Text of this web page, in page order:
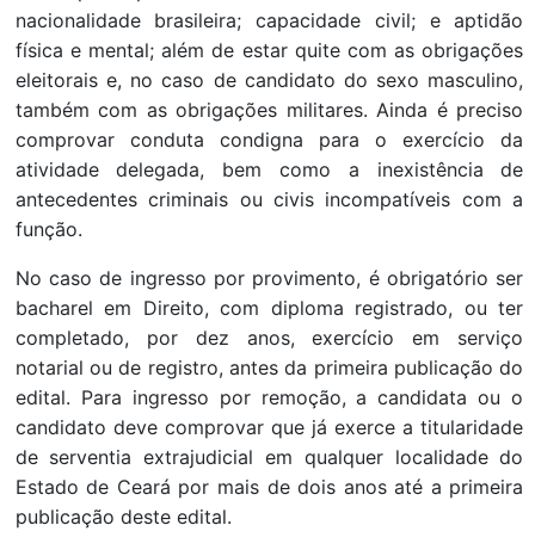
nacionalidade brasileira; capacidade civil; e aptidão
física e mental; além de estar quite com as obrigações
eleitorais e, no caso de candidato do sexo masculino,
também com as obrigações militares. Ainda é preciso
comprovar conduta condigna para o exercício da
atividade delegada, bem como a inexistência de
antecedentes criminais ou civis incompatíveis com a
função.
No caso de ingresso por provimento, é obrigatório ser
bacharel em Direito, com diploma registrado, ou ter
completado, por dez anos, exercício em serviço
notarial ou de registro, antes da primeira publicação do
edital. Para ingresso por remoção, a candidata ou o
candidato deve comprovar que já exerce a titularidade
de serventia extrajudicial em qualquer localidade do
Estado de Ceará por mais de dois anos até a primeira
publicação deste edital.